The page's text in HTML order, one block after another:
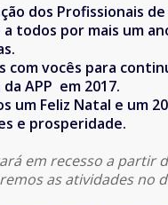
dos Profissionais
a todos por mais um
com vocês para
APP em 2017.
um Feliz Natal e um
e prosperidade.
em recesso a partir
as atividades no